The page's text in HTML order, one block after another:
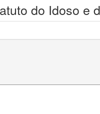
do Idoso e